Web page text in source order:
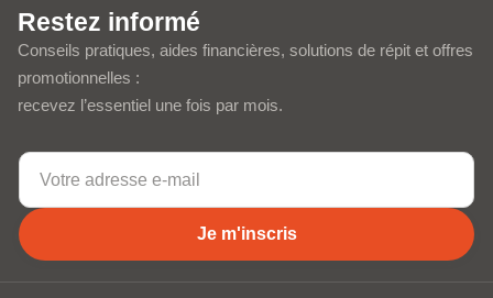
Restez informé
Conseils pratiques, aides financières, solutions de répit et offres
promotionnelles :
recevez l’essentiel une fois par mois.
Je m'inscris